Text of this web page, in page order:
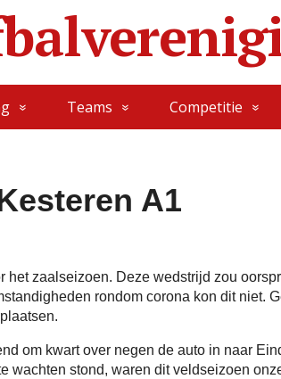
Teams Competitie
A1
het zaalseizoen. Deze wedstrijd zou
rondom corona kon dit niet.
om kwart over negen de auto in naar
wachten stond, waren dit veldseizoen